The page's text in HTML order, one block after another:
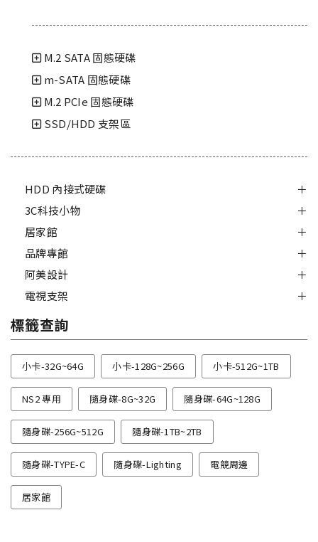
M.2 SATA 固態硬碟
m-SATA 固態硬碟
M.2 PCIe 固態硬碟
SSD/HDD 支架區
HDD 內接式硬碟
3C科技小物
居家館
品牌專館
阿美設計
電視支架
標籤查詢
小卡-32G~64G 小卡-128G~256G 小卡-512G~1TB
NS2 專用 隨身碟-8G~32G 隨身碟-64G~128G
隨身碟-256G~512G 隨身碟-1TB~2TB
隨身碟-TYPE-C 隨身碟-Lighting 電競周邊
居家館